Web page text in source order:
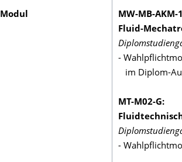
Modul MW-MB-AKM-
Fluid-
-
im Diplom-
MT-M02-G:
-